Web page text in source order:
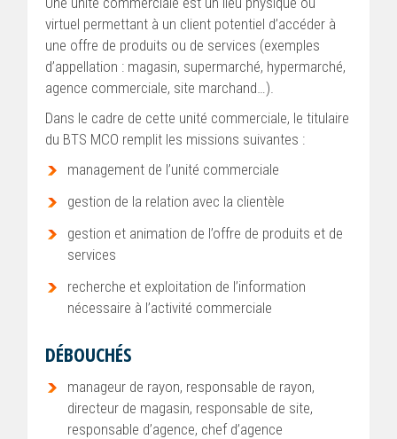
virtuel permettant à un client potentiel d’accéder à
une offre de produits ou de services (exemples
d’appellation : magasin, supermarché, hypermarché,
agence commerciale, site marchand…).
Dans le cadre de cette unité commerciale, le titulaire
du BTS MCO remplit les missions suivantes :
management de l’unité commerciale
gestion de la relation avec la clientèle
gestion et animation de l’offre de produits et de
services
recherche et exploitation de l’information
nécessaire à l’activité commerciale
DÉBOUCHÉS
manageur de rayon, responsable de rayon,
directeur de magasin, responsable de site,
responsable d’agence, chef d’agence